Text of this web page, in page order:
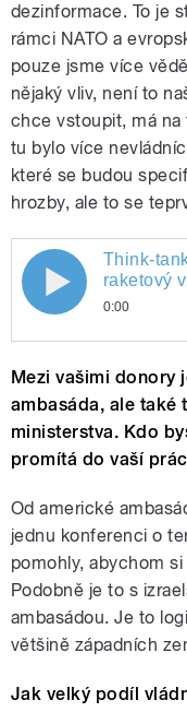
dezinformace. To je
rámci NATO a
pouze jsme více
nějaký vliv, není to
chce vstoupit, má na
tu bylo více
které se budou
hrozby, ale to se
pause
Think-
raketový
ještě
výzkumy
Zemana
0:00
Mezi vašimi donory
ambasáda, ale také
ministerstva. Kdo
promítá do vaší
Od americké
jednu konferenci o
pomohly, abychom
Podobně je to s
ambasádou. Je to
většině západních
Jak velký podíl